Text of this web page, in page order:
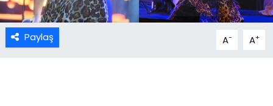
Paylaş A- A+